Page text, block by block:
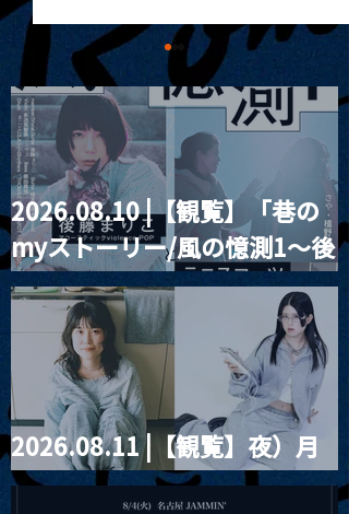
MoonRomantic
Channel1周年記念Live
2026.08.10 |【観覧】「巷の
myストーリー/風の憶測1～後
藤まりこアコースティック
violence POPとテニスコー
ツ」
2026.08.11 |【観覧】夜）月
見ル君想フpre. Sugar Shock